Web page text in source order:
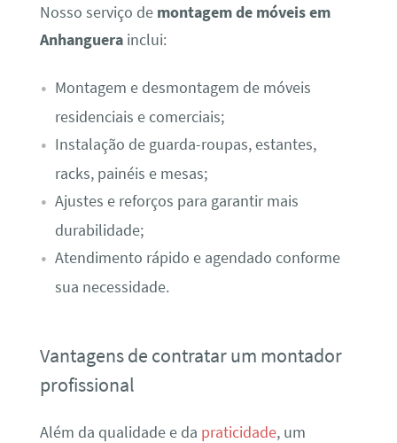
Nosso serviço de montagem de móveis em
Anhanguerainclui:
Montagem e desmontagem de móveis
residenciais e comerciais;
Instalação de guarda-roupas, estantes,
racks, painéis e mesas;
Ajustes e reforços para garantir mais
durabilidade;
Atendimento rápido e agendado conforme
sua necessidade.
Vantagens de contratar um montador
profissional
Além da qualidade e da praticidade, um